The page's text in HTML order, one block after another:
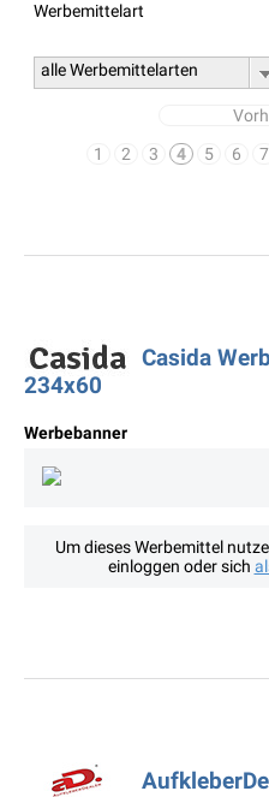
Werbemittelart
alle Werbemittelarten
1
2 3 4 5 6 7
Casida
234x60
Werbebanner
Um dieses Werbemittel
einloggen oder sich